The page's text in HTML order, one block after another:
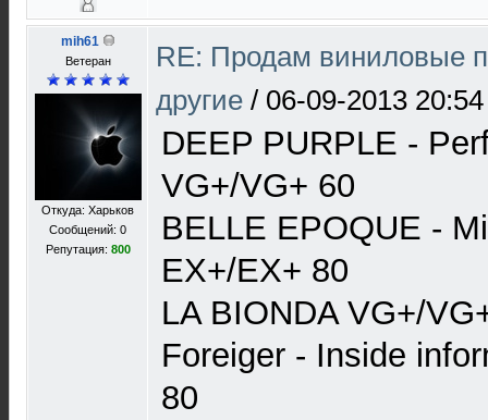
mih61
Ветеран
Откуда: Харьков
Сообщений: 0
Репутация: 800
RE: Продам виниловые
другие / 06-09-2013 20:54
DEEP PURPLE -
VG+/VG+ 60
BELLE EPOQUE -
EX+/EX+ 80
LA BIONDA VG+/
Foreiger - Inside
80